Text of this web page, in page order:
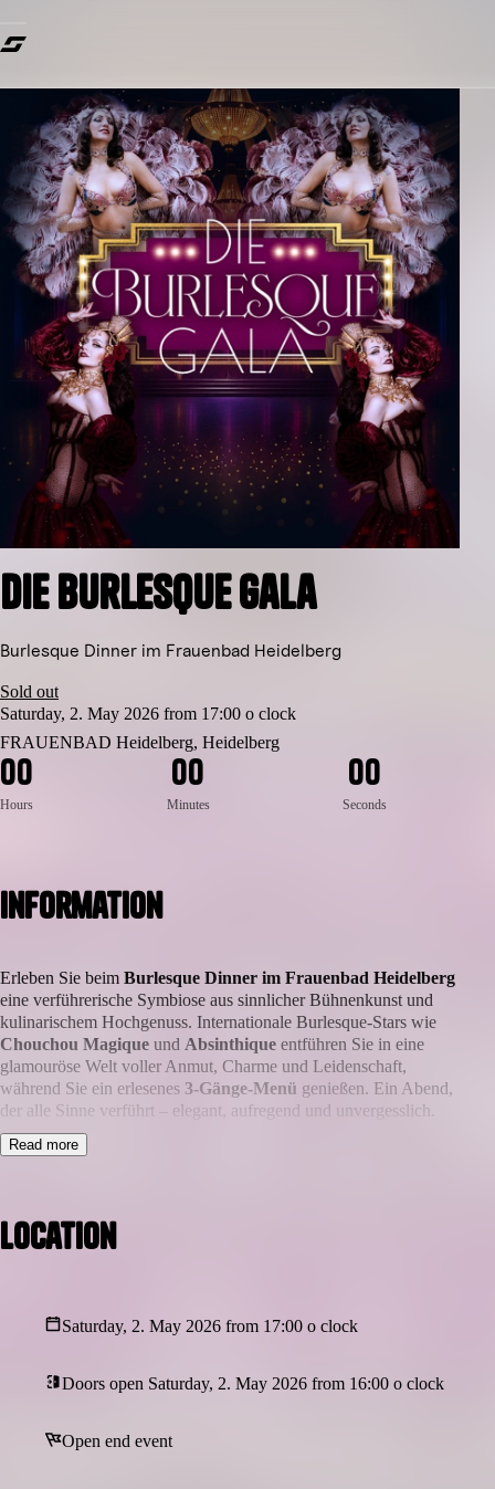
Die Burlesque Gala
Burlesque Dinner im Frauenbad Heidelberg
Sold out
Saturday, 2. May 2026 from 17:00 o clock
FRAUENBAD Heidelberg, Heidelberg
00
Hours
00
Minutes
00
Seconds
Information
Erleben Sie beim Burlesque Dinner im Frauenbad Heidelberg
eine verführerische Symbiose aus sinnlicher Bühnenkunst und
kulinarischem Hochgenuss. Internationale Burlesque-Stars wie
Chouchou Magique und Absinthique entführen Sie in eine
glamouröse Welt voller Anmut, Charme und Leidenschaft,
während Sie ein erlesenes 3-Gänge-Menü genießen. Ein Abend,
der alle Sinne verführt – elegant, aufregend und unvergesslich.
Read more
Location
Saturday, 2. May 2026 from 17:00 o clock
Doors open Saturday, 2. May 2026 from 16:00 o clock
Open end event